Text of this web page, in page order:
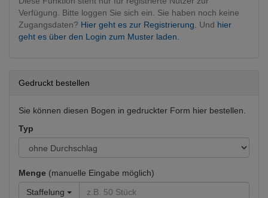
Verfügung. Bitte loggen Sie sich ein. Sie haben noch keine
Zugangsdaten? Hier geht es zur Registrierung. Und hier
geht es über den Login zum Muster laden.
Gedruckt bestellen
Sie können diesen Bogen in gedruckter Form hier bestellen.
Typ
Menge (manuelle Eingabe möglich)
Staffelung